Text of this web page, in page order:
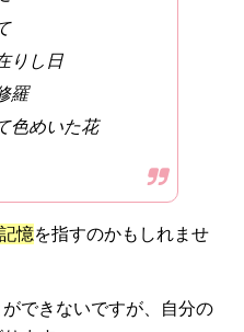
りし日
羅
色めいた花
憶を指すのかもしれませ
できないですが、自分の